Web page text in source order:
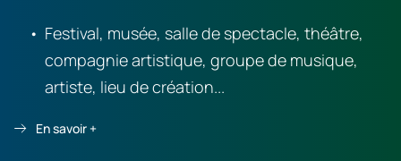
Festival, musée, salle de spectacle, théâtre,
compagnie artistique, groupe de musique,
artiste, lieu de création...
En savoir +